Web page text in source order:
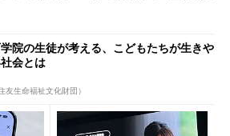
院の生徒が考える、こどもたちが生きや
会とは
友生命福祉文化財団）